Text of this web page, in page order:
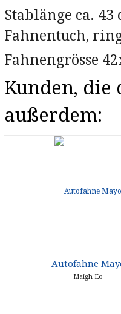
Stablänge ca.
Fahnentuch,
Fahnengrösse
Kunden, die
außerdem:
Autofahne
Maigh Eo